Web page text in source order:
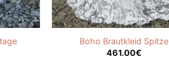
Boho Brautkleid Spitze
461.00€